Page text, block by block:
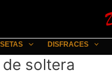
DISFRACES
soltera